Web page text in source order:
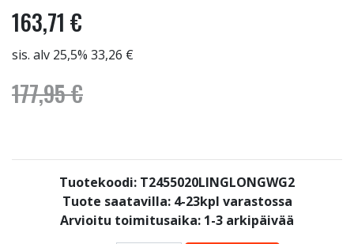
163,71 €
sis. alv 25,5% 33,26 €
177,95 €
Tuotekoodi: T2455020LINGLONGWG2
Tuote saatavilla: 4-23kpl varastossa
Arvioitu toimitusaika: 1-3 arkipäivää